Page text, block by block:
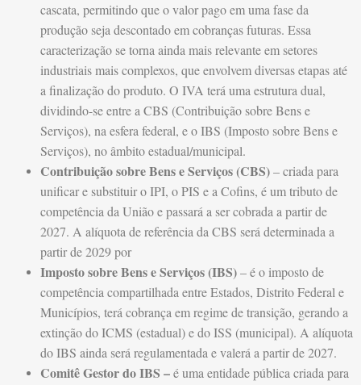
cascata, permitindo que o valor pago em uma fase da
produção seja descontado em cobranças futuras. Essa
caracterização se torna ainda mais relevante em setores
industriais mais complexos, que envolvem diversas etapas até
a finalização do produto. O IVA terá uma estrutura dual,
dividindo-se entre a CBS (Contribuição sobre Bens e
Serviços), na esfera federal, e o IBS (Imposto sobre Bens e
Serviços), no âmbito estadual/municipal.
Contribuição sobre Bens e Serviços (CBS)– criada para
unificar e substituir o IPI, o PIS e a Cofins, é um tributo de
competência da União e passará a ser cobrada a partir de
2027. A alíquota de referência da CBS será determinada a
partir de 2029 por
Imposto sobre Bens e Serviços (IBS)– é o imposto de
competência compartilhada entre Estados, Distrito Federal e
Municípios, terá cobrança em regime de transição, gerando a
extinção do ICMS (estadual) e do ISS (municipal). A alíquota
do IBS ainda será regulamentada e valerá a partir de 2027.
Comitê Gestor do IBS –é uma entidade pública criada para